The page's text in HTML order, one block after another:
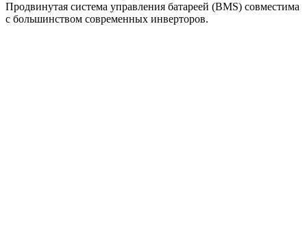
Продвинутая система управления батареей (BMS) совместима
с большинством современных инверторов.